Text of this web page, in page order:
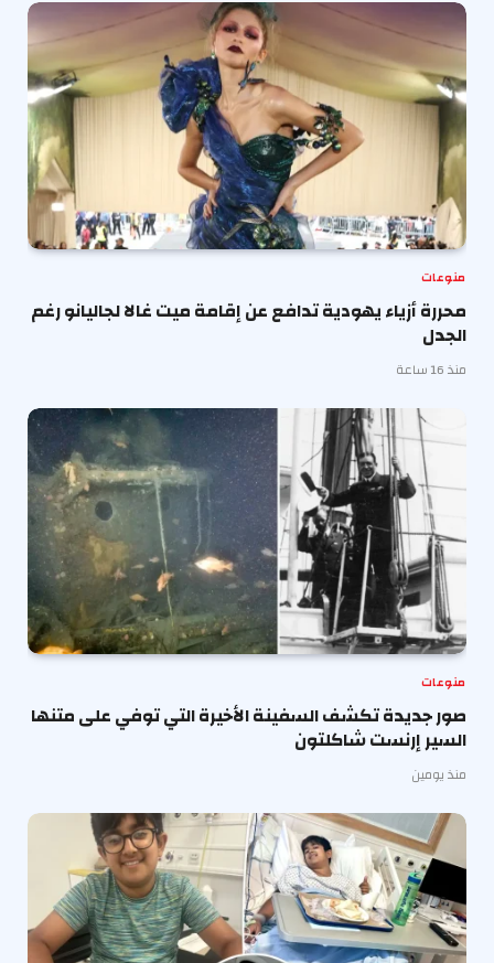
منوعات
محررة أزياء يهودية تدافع عن إقامة ميت غالا لجاليانو رغم
الجدل
منذ 16 ساعة
منوعات
صور جديدة تكشف السفينة الأخيرة التي توفي على متنها
السير إرنست شاكلتون
منذ يومين